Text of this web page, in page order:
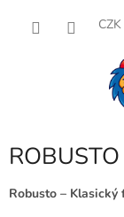
CZK
ROBUSTO
Robusto –